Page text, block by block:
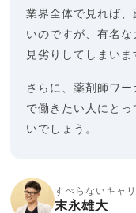
業界全体で見れば
いのですが、有名な
見劣りしてしまいま
さらに、薬剤師ワ
で働きたい人にと
いでしょう。
すべらないキャ
末永雄大